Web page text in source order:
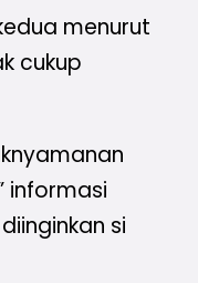
menurut
cukup
informasi
si